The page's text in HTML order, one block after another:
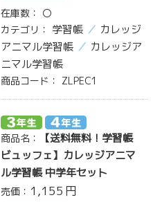
在庫数： 〇
カテゴリ： 学習帳
カレッジ
アニマル学習帳
カレッジア
ニマル学習帳
商品コード： ZLPEC1
商品名：
【送料無料！学習帳
ビュッフェ】カレッジアニマ
ル学習帳 中学年セット
売価： 1,155 円